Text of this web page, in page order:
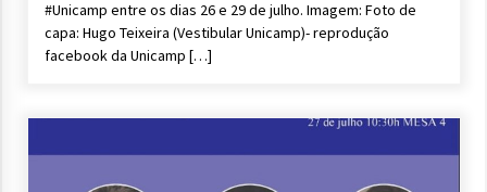
#Unicamp entre os dias 26 e 29 de julho. Imagem: Foto de
capa: Hugo Teixeira (Vestibular Unicamp)- reprodução
facebook da Unicamp […]